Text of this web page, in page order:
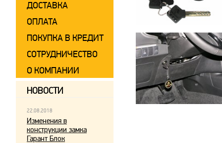
ДОСТАВКА
ОПЛАТА
ПОКУПКА В КРЕДИТ
СОТРУДНИЧЕСТВО
О КОМПАНИИ
НОВОСТИ
22.08.2018
Изменения в
конструкции замка
Гарант Блок